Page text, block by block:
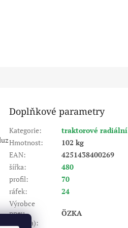
Doplňkové parametry
Kategorie:
traktorové radiální
Hmotnost:
102 kg
EAN:
4251438400269
šířka:
480
profil:
70
ráfek:
24
Výrobce
pneu
(značka):
ÖZKA